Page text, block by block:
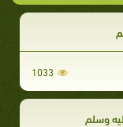
1033
وسلم